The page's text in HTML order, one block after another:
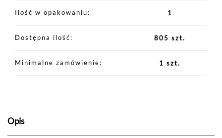
Ilość w opakowaniu 1
Dostępna ilość 805 szt.
Minimalne zamówienie 1 szt.
Opis